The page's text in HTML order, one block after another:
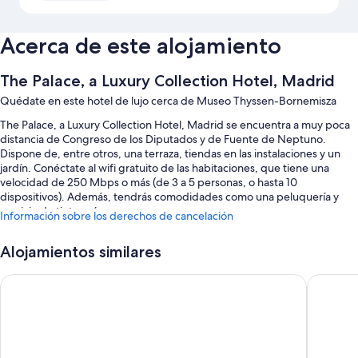
Acerca de este alojamiento
The Palace, a Luxury Collection Hotel, Madrid
Quédate en este hotel de lujo cerca de Museo Thyssen-Bornemisza
The Palace, a Luxury Collection Hotel, Madrid se encuentra a muy poca
distancia de Congreso de los Diputados y de Fuente de Neptuno.
Dispone de, entre otros, una terraza, tiendas en las instalaciones y un
jardín. Conéctate al wifi gratuito de las habitaciones, que tiene una
velocidad de 250 Mbps o más (de 3 a 5 personas, o hasta 10
dispositivos). Además, tendrás comodidades como una peluquería y
servicio de tintorería.
Servicio de limusina o coche con chófer, desayuno bufé (de pago) y
servicio de registro de salida exprés
Información sobre los derechos de cancelación
Alojamientos similares
Mandarin Oriental Ritz, Madrid Hotel